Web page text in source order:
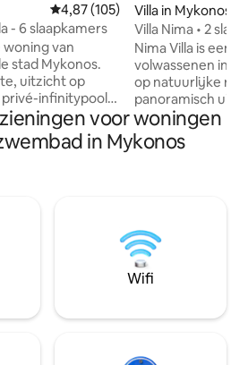
Gemiddelde beoordeling van
4,87 (105)
- 6 slaapkamers
van
stad Mykonos.
uitzicht op
infinitypool,
3
en 3 badkamers
voor 2
eigen badkamer
voorzien van
Villa in Mykonos
Villa Nima • 2
• Zeezicht •
Nima Villa is een
volwassenen in
op natuurlijke
panoramisch
en de Egeïsche
gerenoveerd en
slaapkamers met
te ontspannen
allemaal op
boetieks en het
een verfijnd en
voor woningen
in Mykonos
Wifi